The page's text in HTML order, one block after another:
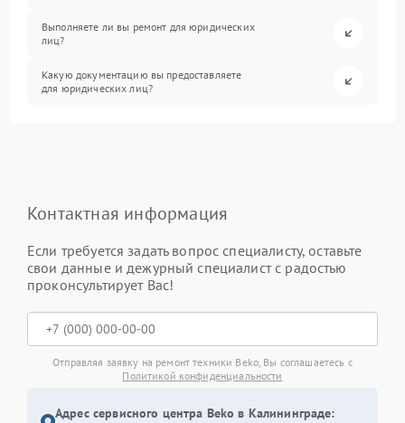
Выполняете ли вы ремонт для юридических
лиц?
Какую документацию вы предоставляете
для юридических лиц?
Контактная информация
Если требуется задать вопрос специалисту, оставьте
свои данные и дежурный специалист с радостью
проконсультирует Вас!
Отправляя заявку на ремонт техники Beko, Вы соглашаетесь с
Политикой конфиденциальности
Адрес сервисного центра Beko в Калининграде: